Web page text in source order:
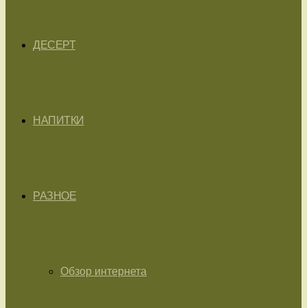
ДЕСЕРТ
НАПИТКИ
РАЗНОЕ
Обзор интернета